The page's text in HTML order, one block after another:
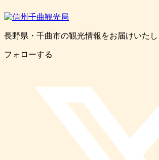
長野県・千曲市の観光情報をお届けいたし
フォローする